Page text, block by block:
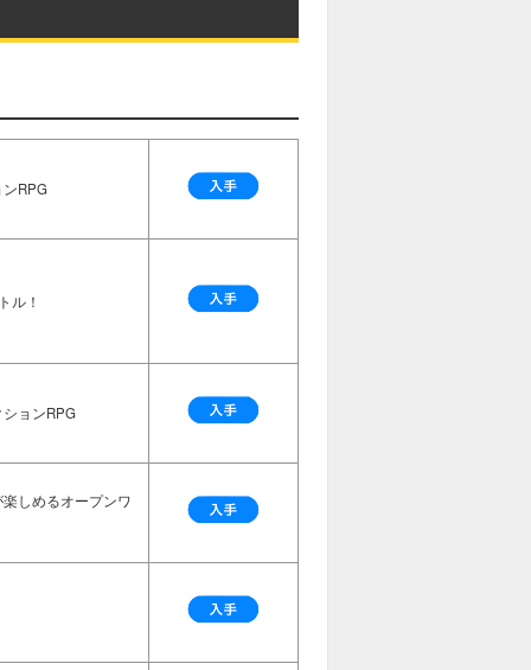
RPG
ル！
ョンRPG
しめるオープンワ